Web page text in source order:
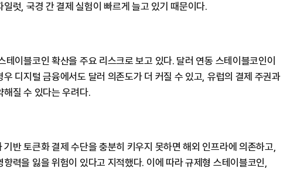
럿, 국경 간 결제 실험이 빠르게 늘고 있기 때문이다.
테이블코인 확산을 주요 리스크로 보고 있다. 달러 연동 스테이블코인이
우 디지털 금융에서도 달러 의존도가 더 커질 수 있고, 유럽의 결제 주권과
해질 수 있다는 우려다.
반 토큰화 결제 수단을 충분히 키우지 못하면 해외 인프라에 의존하고,
향력을 잃을 위험이 있다고 지적했다. 이에 따라 규제형 스테이블코인,